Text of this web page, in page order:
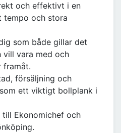
och effektivt i en
tempo och stora
som både gillar det
vara med och
framåt.
försäljning och
ett viktigt bollplank i
Ekonomichef och